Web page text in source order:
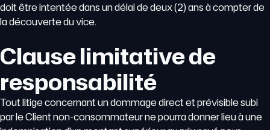
doit être intentée dans un délai de deux (2) ans à compter de
la découverte du vice.
Clause limitative de
responsabilité
Tout litige concernant un dommage direct et prévisible subi
par le Client non-consommateur ne pourra donner lieu à une